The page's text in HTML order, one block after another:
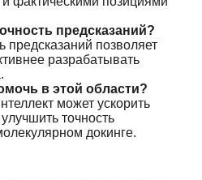
предсказаний?
предсказаний позволяет
разрабатывать
в этой области?
может ускорить
точность
докинге.